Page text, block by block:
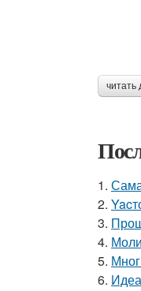
1.
2.
3.
4.
5.
6.